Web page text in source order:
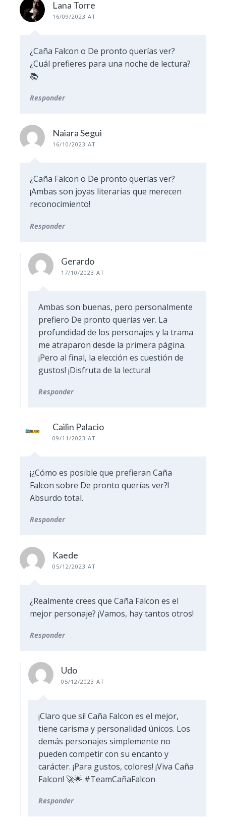
Lana Torre
16/09/2023 AT
¿Caña Falcon o De pronto querías ver?
¿Cuál prefieres para una noche de lectura?
📚
Responder
Naiara Segui
16/10/2023 AT
¿Caña Falcon o De pronto querías ver?
¡Ambas son joyas literarias que merecen
reconocimiento!
Responder
Gerardo
17/10/2023 AT
Ambas son buenas, pero personalmente
prefiero De pronto querías ver. La
profundidad de los personajes y la trama
me atraparon desde la primera página.
¡Pero al final, la elección es cuestión de
gustos! ¡Disfruta de la lectura!
Responder
Cailin Palacio
09/11/2023 AT
¡¿Cómo es posible que prefieran Caña
Falcon sobre De pronto querías ver?!
Absurdo total.
Responder
Kaede
05/12/2023 AT
¿Realmente crees que Caña Falcon es el
mejor personaje? ¡Vamos, hay tantos otros!
Responder
Udo
05/12/2023 AT
¡Claro que sí! Caña Falcon es el mejor,
tiene carisma y personalidad únicos. Los
demás personajes simplemente no
pueden competir con su encanto y
carácter. ¡Para gustos, colores! ¡Viva Caña
Falcon! 🚀🌟 #TeamCañaFalcon
Responder